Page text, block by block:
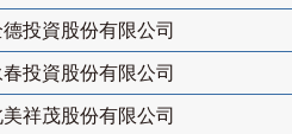
投資股份有限公司
春投資股份有限公司
祥茂股份有限公司